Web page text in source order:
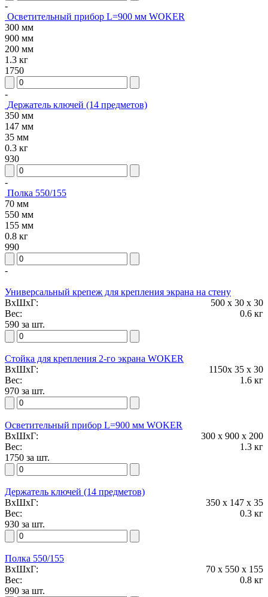
-
Осветительный прибор L=900 мм WOKER
300 мм
900 мм
200 мм
1.3 кг
1750
-
Держатель ключей (14 предметов)
350 мм
147 мм
35 мм
0.3 кг
930
-
Полка 550/155
70 мм
550 мм
155 мм
0.8 кг
990
-
Универсальный крепеж для крепления экрана на стену
ВxШxГ:
500 x 30 x 30
Вес:
0.6 кг
590 за шт.
Стойка для крепления 2-го экрана WOKER
ВxШxГ:
1150x 35 x 30
Вес:
1.6 кг
970 за шт.
Осветительный прибор L=900 мм WOKER
ВxШxГ:
300 x 900 x 200
Вес:
1.3 кг
1750 за шт.
Держатель ключей (14 предметов)
ВxШxГ:
350 x 147 x 35
Вес:
0.3 кг
930 за шт.
Полка 550/155
ВxШxГ:
70 x 550 x 155
Вес:
0.8 кг
990 за шт.